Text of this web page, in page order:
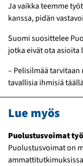
Ja vaikka teemme
kanssa, pidän
Suomi suosittelee
jotka eivät ota asioita
– Pelisilmää
tavallisia ihmisiä
Lue myös
Puolustusvoimat
Puolustusvoimat on